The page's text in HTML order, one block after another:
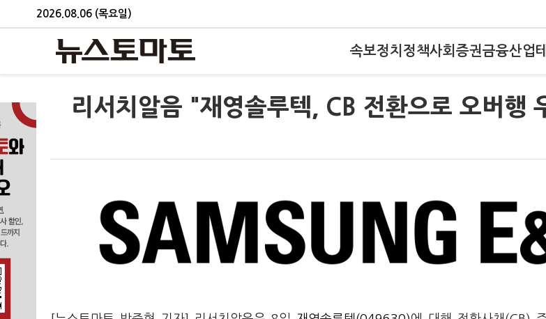
2026.08.06 (목요일)
속보정치 정책사회 증권금융산업
리서치알음 "재영솔루텍, CB 전환으로 오버행